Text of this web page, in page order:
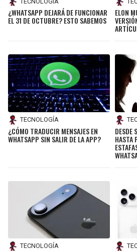
¿WHATSAPP DEJARÁ DE FUNCIONAR
EL 31 DE OCTUBRE? ESTO SABEMOS
ELON
TECNOLOGÍA
¿CÓMO TRADUCIR MENSAJES EN
WHATSAPP SIN SALIR DE LA APP?
DESDE
HASTA
TECNOLOGÍA